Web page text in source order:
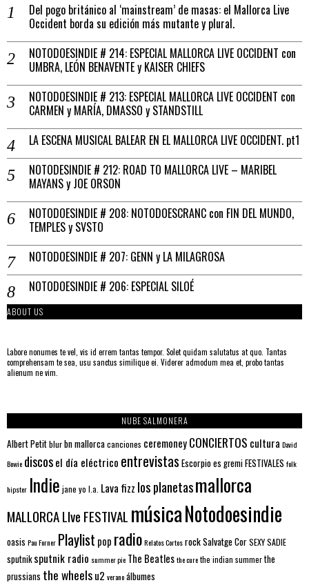
Del pogo británico al ‘mainstream’ de masas: el Mallorca Live
Occident borda su edición más mutante y plural.
NOTODOESINDIE # 214: ESPECIAL MALLORCA LIVE OCCIDENT con
UMBRA, LEÓN BENAVENTE y KAISER CHIEFS
NOTODOESINDIE # 213: ESPECIAL MALLORCA LIVE OCCIDENT con
CARMEN y MARÍA, DMASSO y STANDSTILL
LA ESCENA MUSICAL BALEAR EN EL MALLORCA LIVE OCCIDENT. pt1
NOTODESINDIE # 212: ROAD TO MALLORCA LIVE – MARIBEL
MAYANS y JOE ORSON
NOTODOESINDIE # 208: NOTODOESCRANC con FIN DEL MUNDO,
TEMPLES y SVSTO
NOTODOESINDIE # 207: GENN y LA MILAGROSA
NOTODOESINDIE # 206: ESPECIAL SILOÉ
ABOUT US
Labore nonumes te vel, vis id errem tantas tempor. Solet quidam salutatus at quo. Tantas
comprehensam te sea, usu sanctus similique ei. Viderer admodum mea et, probo tantas
alienum ne vim.
NUBE SALMONERA
Albert Petitblurbn mallorcacanciones ceremoneyCONCIERTOS cultura David
Bowie discosel día eléctrico entrevistas Escorpioes gremiFESTIVALES folk
hipster Indie jane yo l.a. Lava fizz los planetasmallorca
MALLORCA LIve FESTIVAL músicaNotodoesindie
oasis Pau Forner Playlist pop radioRelatos CortosrockSalvatge CorSEXY SADIE
sputnik sputnik radio summer pie The Beatlesthe curethe indian summerthe
prussians the wheelsu2 veranoálbumes